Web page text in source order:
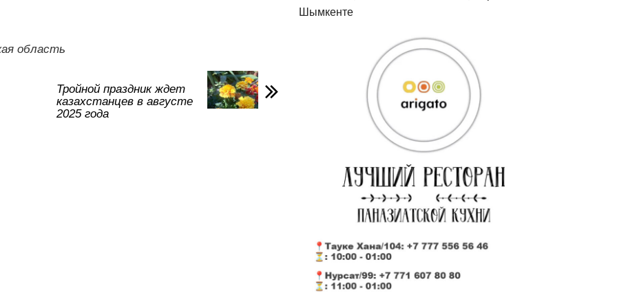
аобласть
Тройной праздник ждет
казахстанцев в августе
2025 года
Шымкенте